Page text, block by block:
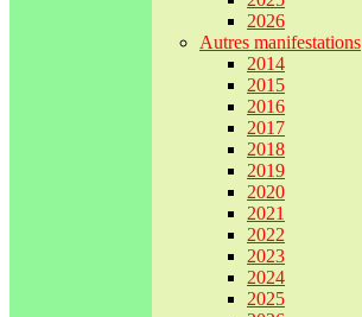
2026
Autres manifestations
2014
2015
2016
2017
2018
2019
2020
2021
2022
2023
2024
2025